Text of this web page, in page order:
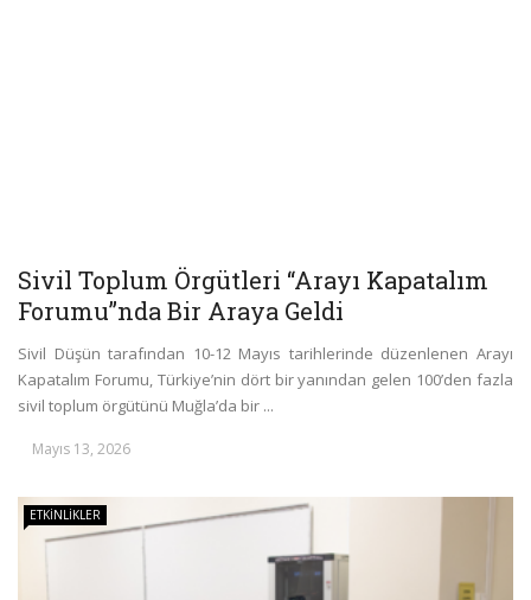
Sivil Toplum Örgütleri “Arayı Kapatalım
Forumu”nda Bir Araya Geldi
Sivil Düşün tarafından 10-12 Mayıs tarihlerinde düzenlenen Arayı
Kapatalım Forumu, Türkiye’nin dört bir yanından gelen 100’den fazla
sivil toplum örgütünü Muğla’da bir ...
Mayıs 13, 2026
ETKINLIKLER